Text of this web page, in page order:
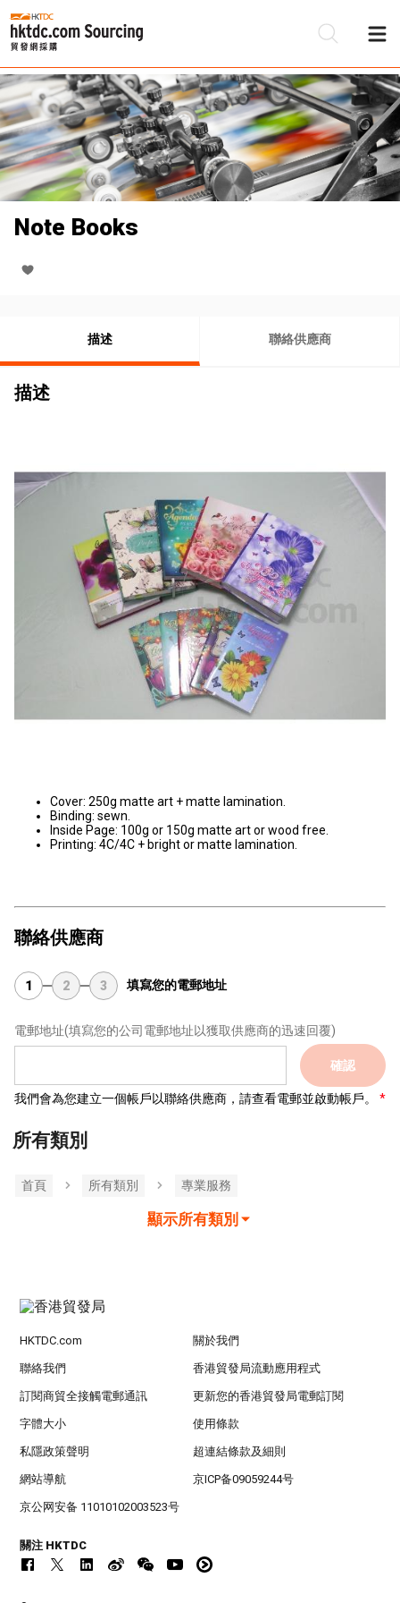
Note Books
描述 聯絡供應商
描述
Cover: 250g matte art + matte lamination.
Binding: sewn.
Inside Page: 100g or 150g matte art or wood free.
Printing: 4C/4C + bright or matte lamination.
聯絡供應商
1 2 3 填寫您的電郵地址
電郵地址(填寫您的公司電郵地址以獲取供應商的迅速回覆)
確認
我們會為您建立一個帳戶以聯絡供應商，請查看電郵並啟動帳戶。
所有類別
首頁 所有類別 專業服務
顯示所有類別
HKTDC.com 關於我們
聯絡我們 香港貿發局流動應用程式
訂閱商貿全接觸電郵通訊 更新您的香港貿發局電郵訂閱
字體大小 使用條款
私隱政策聲明 超連結條款及細則
網站導航 京ICP备09059244号
京公网安备 11010102003523号
關注 HKTDC